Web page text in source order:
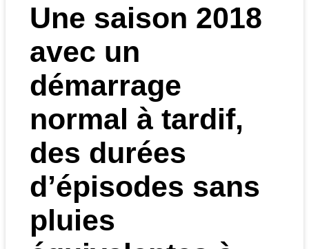
Une saison 2018
avec un
démarrage
normal à tardif,
des durées
d’épisodes sans
pluies